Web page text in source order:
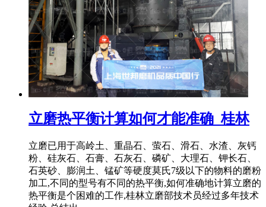
立磨热平衡计算如何才能准确_桂林
立磨已用于高岭土、重晶石、萤石、滑石、水渣、灰钙
粉、硅灰石、石膏、石灰石、磷矿、大理石、钾长石、
石英砂、膨润土、锰矿等硬度莫氏7级以下的物料的磨粉
加工,不同的型号有不同的热平衡,如何准确地计算立磨的
热平衡是个困难的工作,桂林立磨部技术员经过多年技术